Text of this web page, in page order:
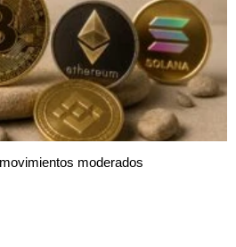
moderados